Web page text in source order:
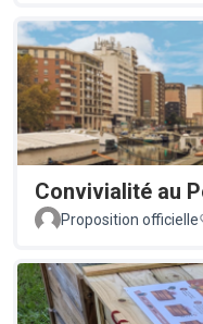
Convivialité au
Proposition officielle